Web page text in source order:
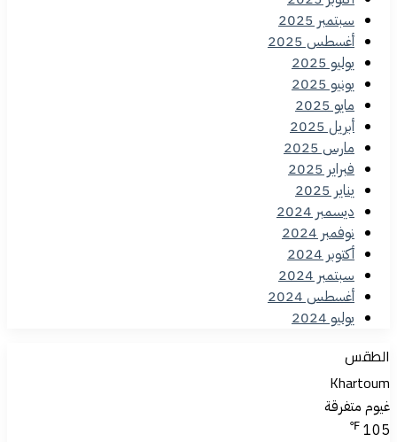
سبتمبر 2025
أغسطس 2025
يوليو 2025
يونيو 2025
مايو 2025
أبريل 2025
مارس 2025
فبراير 2025
يناير 2025
ديسمبر 2024
نوفمبر 2024
أكتوبر 2024
سبتمبر 2024
أغسطس 2024
يوليو 2024
الطقس
Khartoum
غيوم متفرقة
105
℉